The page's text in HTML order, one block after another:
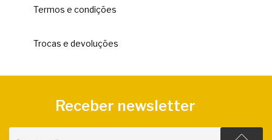
Termos e condições
Trocas e devoluções
Receber newsletter